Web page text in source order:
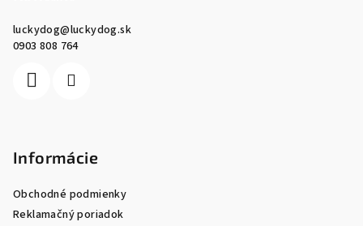
luckydog@luckydog.sk
0903 808 764
Informácie
Obchodné podmienky
Reklamačný poriadok